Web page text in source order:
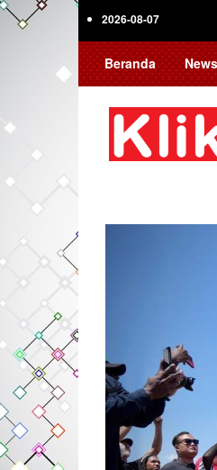
Skip
2026-08-07
Beranda News